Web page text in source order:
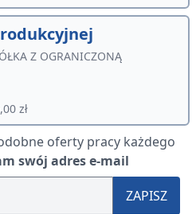
Z OGRANICZONĄ
zł
oferty pracy każdego
swój adres e-mail
ZAPISZ